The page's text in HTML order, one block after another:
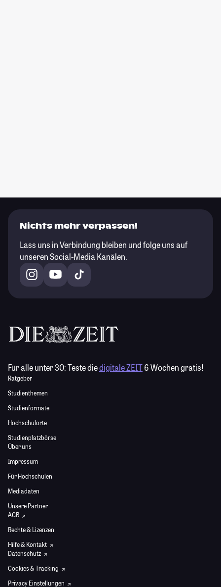
Nichts mehr verpassen!
Lass uns in Verbindung bleiben und folge uns auf
unseren Social-Media Kanälen.
Für alle unter 30:Teste diedigitale ZEIT6 Wochen gratis!
Ratgeber
Studienthemen
Studienformate
Hochschulorte
Studienplatzbörse
Über uns
Impressum
Für Hochschulen
Mediadaten
Unsere Partner
AGB
Rechte & Lizenzen
Hilfe & Kontakt
Datenschutz
Cookies & Tracking
Privacy Einstellungen